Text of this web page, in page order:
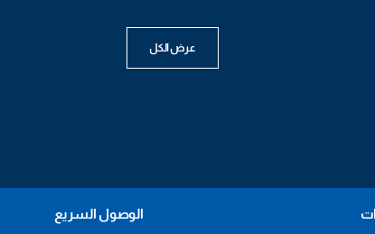
عرض الكل
الوصول السريع